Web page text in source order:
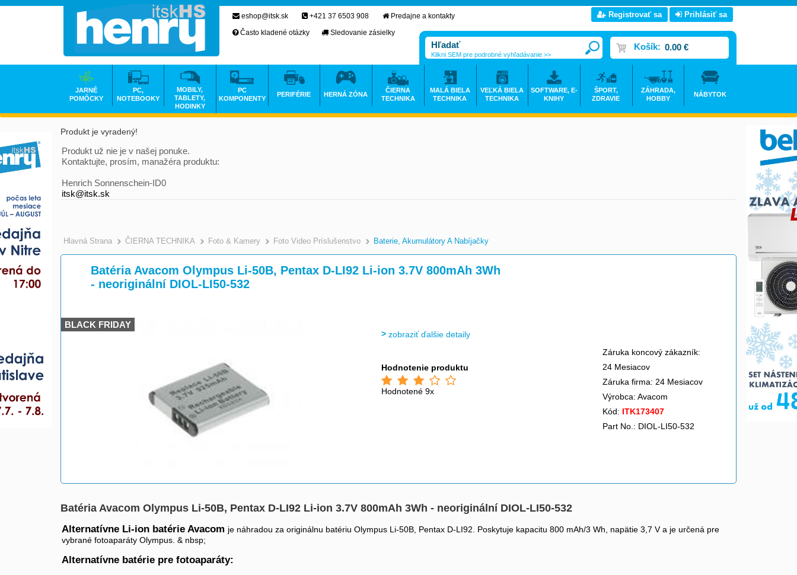
Produkt je vyradený!
Produkt už nie je v našej ponuke.
Kontaktujte, prosím, manažéra produktu:
Henrich Sonnenschein-ID0
itsk@itsk.sk
Hlavná Strana >
ČIERNA TECHNIKA >
Foto & Kamery >
Foto Video Príslušenstvo >
Baterie, Akumulátory A Nabíjačky
Batéria Avacom Olympus Li-50B, Pentax D-LI92 Li-ion 3.7V 800mAh 3Wh
- neoriginální DIOL-LI50-532
BLACK FRIDAY
zobraziť ďalšie detaily
Hodnotenie produktu
Hodnotené 9x
Záruka koncový zákazník:
24 Mesiacov
Záruka firma: 24 Mesiacov
Výrobca: Avacom
Kód: ITK173407
Part No.: DIOL-LI50-532
Batéria Avacom Olympus Li-50B, Pentax D-LI92 Li-ion 3.7V 800mAh 3Wh - neoriginální DIOL-LI50-532
Alternatívne Li-ion batérie Avacom je náhradou za originálnu batériu Olympus Li-50B, Pentax D-LI92. Poskytuje kapacitu 800 mAh/3 Wh, napätie 3,7 V a je určená pre
vybrané fotoaparáty Olympus. & nbsp;
Alternatívne batérie pre fotoaparáty:
eshop@itsk.sk +421 37 6503 908
Predajne a kontakty
Často kladené otázky
Sledovanie zásielky
Registrovať sa Prihlásiť sa
Košík: 0.00 €
Klikni SEM pre podrobné vyhľadávanie >>
JARNÉ
POMÔCKY
PC,
NOTEBOOKY
MOBILY,
TABLETY,
HODINKY
PC
KOMPONENTY
PERIFÉRIE HERNÁ ZÓNA
ČIERNA
TECHNIKA
MALÁ BIELA
TECHNIKA
VEĽKÁ BIELA
TECHNIKA
SOFTWARE, E-
KNIHY
ŠPORT,
ZDRAVIE
ZÁHRADA,
HOBBY
NÁBYTOK